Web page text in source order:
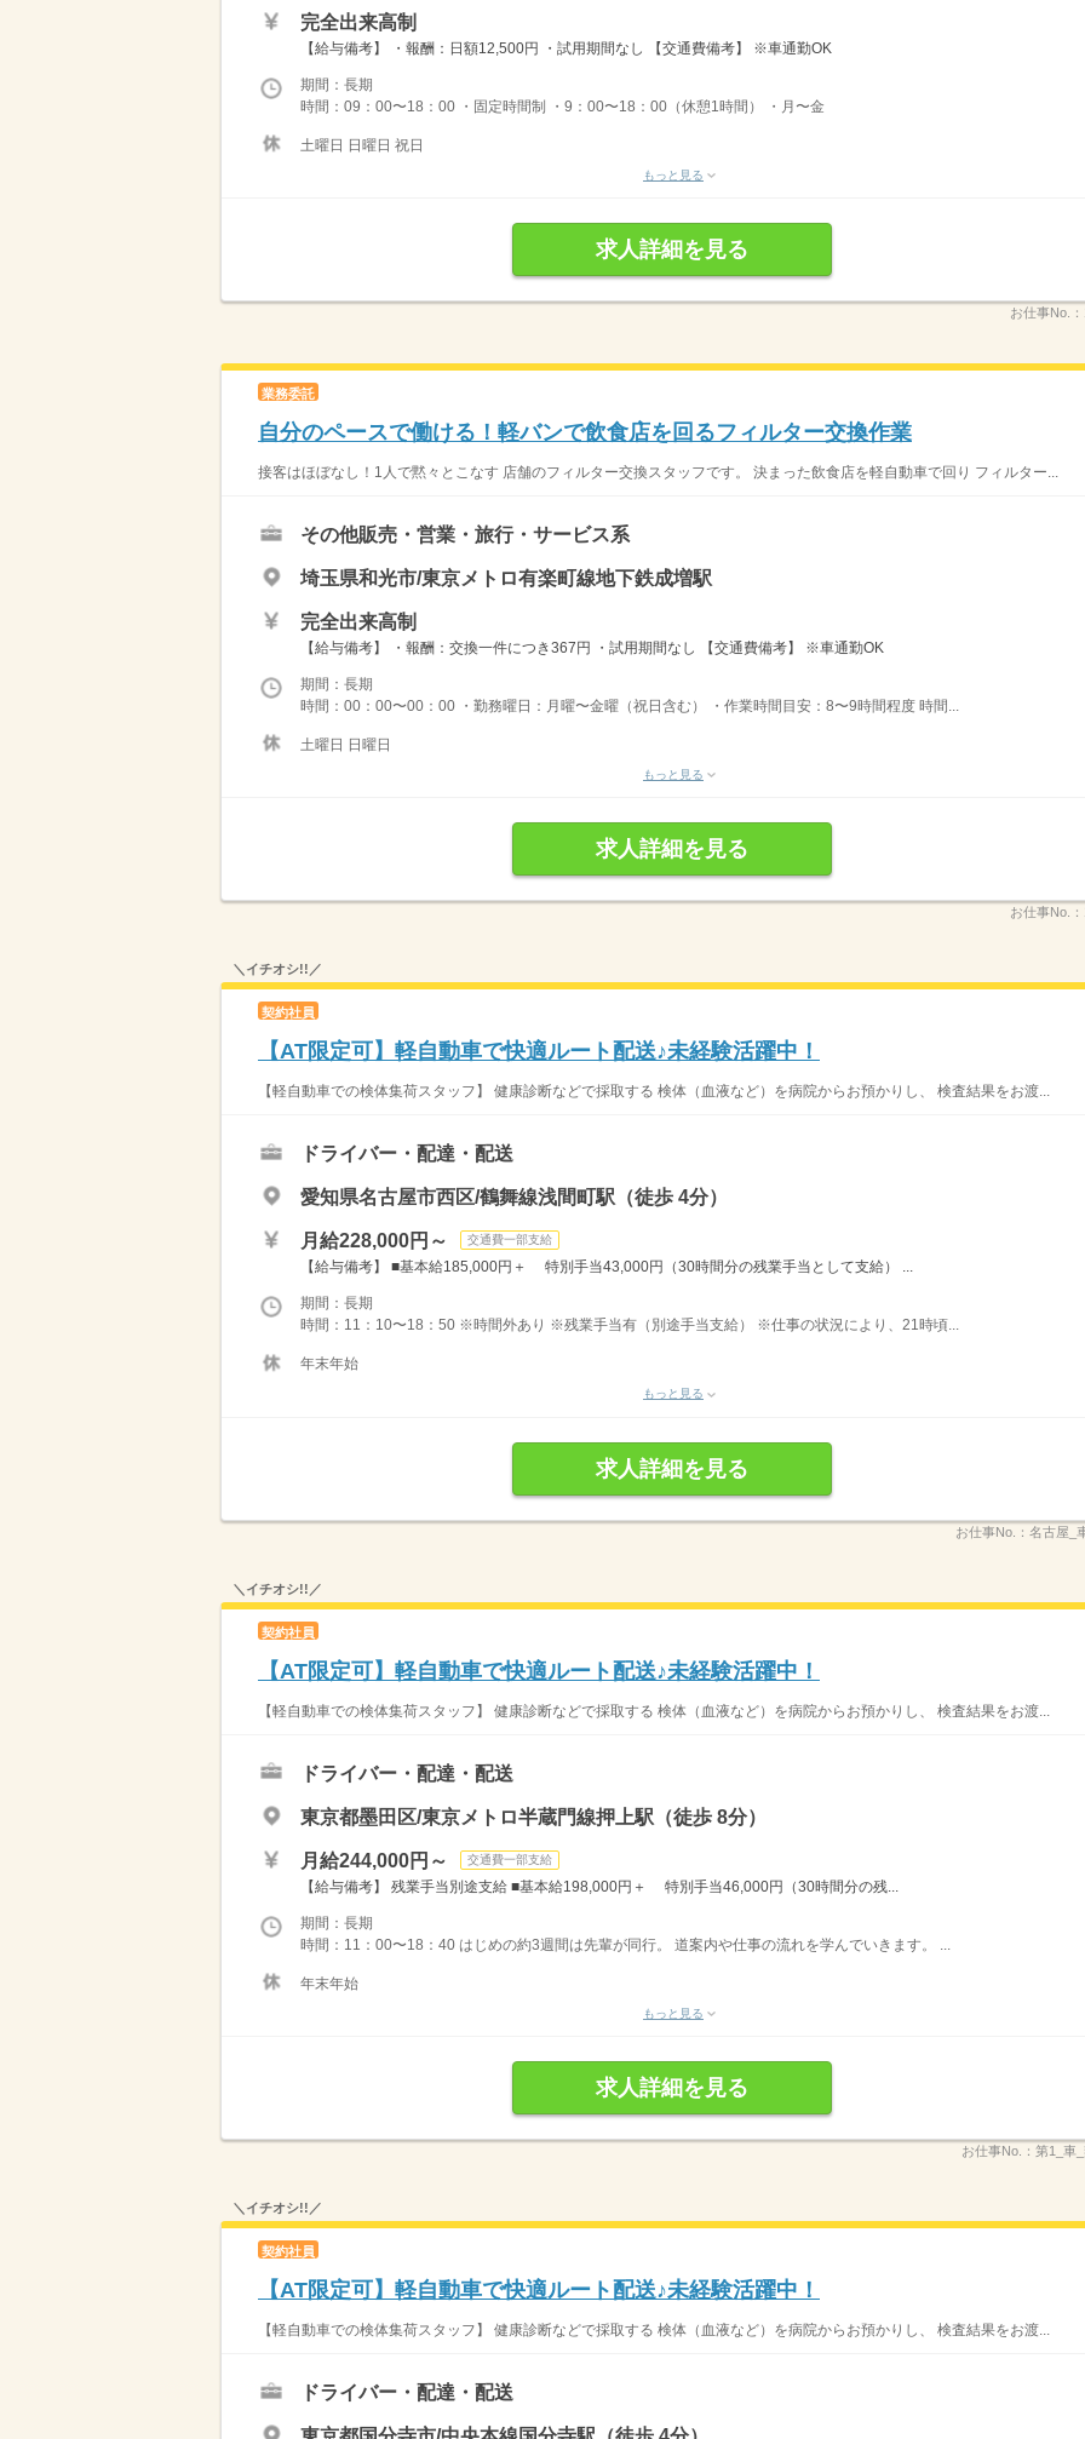
完全出来高制
【給与備考】 ・報酬：日額12,500円 ・試用期間なし 【交通費備考】 ※車通勤OK
期間：長期
時間：09：00〜18：00 ・固定時間制 ・9：00〜18：00（休憩1時間） ・月〜金
土曜日 日曜日 祝日
もっと見る
求人詳細を見る
お仕事No.：
業務委託
自分のペースで働ける！軽バンで飲食店を回るフィルター交換作業
接客はほぼなし！1人で黙々とこなす 店舗のフィルター交換スタッフです。 決まった飲食店を軽自動車で回り フィルター...
その他販売・営業・旅行・サービス系
埼玉県和光市/東京メトロ有楽町線地下鉄成増駅
完全出来高制
【給与備考】 ・報酬：交換一件につき367円 ・試用期間なし 【交通費備考】 ※車通勤OK
期間：長期
時間：00：00〜00：00 ・勤務曜日：月曜〜金曜（祝日含む） ・作業時間目安：8〜9時間程度 時間...
土曜日 日曜日
もっと見る
求人詳細を見る
お仕事No.：
＼イチオシ!!／
契約社員
【AT限定可】軽自動車で快適ルート配送♪未経験活躍中！
【軽自動車での検体集荷スタッフ】 健康診断などで採取する 検体（血液など）を病院からお預かりし、 検査結果をお渡...
ドライバー・配達・配送
愛知県名古屋市西区/鶴舞線浅間町駅（徒歩 4分）
月給228,000円～ 交通費一部支給
【給与備考】 ■基本給185,000円＋ 特別手当43,000円（30時間分の残業手当として支給） ...
期間：長期
時間：11：10〜18：50 ※時間外あり ※残業手当有（別途手当支給） ※仕事の状況により、21時頃...
年末年始
もっと見る
求人詳細を見る
お仕事No.： 名古屋_
＼イチオシ!!／
契約社員
【AT限定可】軽自動車で快適ルート配送♪未経験活躍中！
【軽自動車での検体集荷スタッフ】 健康診断などで採取する 検体（血液など）を病院からお預かりし、 検査結果をお渡...
ドライバー・配達・配送
東京都墨田区/東京メトロ半蔵門線押上駅（徒歩 8分）
月給244,000円～ 交通費一部支給
【給与備考】 残業手当別途支給 ■基本給198,000円＋ 特別手当46,000円（30時間分の残...
期間：長期
時間：11：00〜18：40 はじめの約3週間は先輩が同行。 道案内や仕事の流れを学んでいきます。 ...
年末年始
もっと見る
求人詳細を見る
お仕事No.： 第1_車
＼イチオシ!!／
契約社員
【AT限定可】軽自動車で快適ルート配送♪未経験活躍中！
【軽自動車での検体集荷スタッフ】 健康診断などで採取する 検体（血液など）を病院からお預かりし、 検査結果をお渡...
ドライバー・配達・配送